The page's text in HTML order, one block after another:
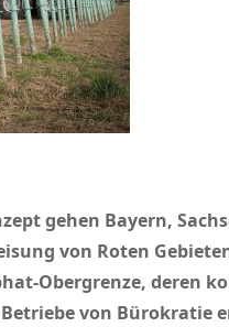
gehen Bayern,
von Roten
Obergrenze, deren
von Bürokratie